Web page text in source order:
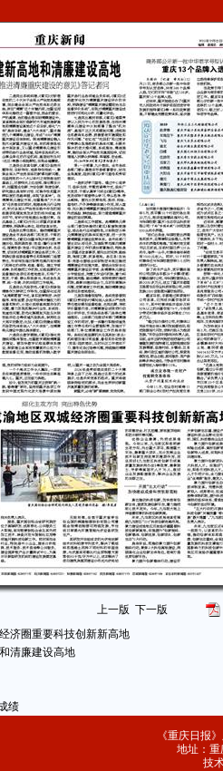
上一版 下一版
济圈重要科技创新新高地
清廉建设高地
绩
《重庆日报
地址：重
技